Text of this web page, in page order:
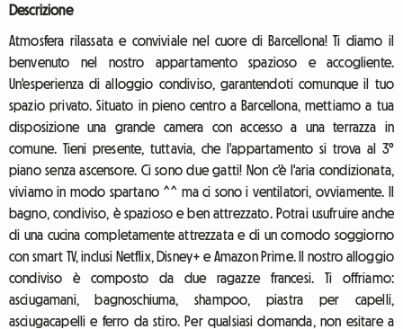
Descrizione
Atmosfera rilassata e conviviale nel cuore di Barcellona! Ti diamo il
benvenuto nel nostro appartamento spazioso e accogliente.
Un'esperienza di alloggio condiviso, garantendoti comunque il tuo
spazio privato. Situato in pieno centro a Barcellona, mettiamo a tua
disposizione una grande camera con accesso a una terrazza in
comune. Tieni presente, tuttavia, che l'appartamento si trova al 3°
piano senza ascensore. Ci sono due gatti! Non c'è l'aria condizionata,
viviamo in modo spartano ^^ ma ci sono i ventilatori, ovviamente. Il
bagno, condiviso, è spazioso e ben attrezzato. Potrai usufruire anche
di una cucina completamente attrezzata e di un comodo soggiorno
con smart TV, inclusi Netflix, Disney+ e Amazon Prime. Il nostro alloggio
condiviso è composto da due ragazze francesi. Ti offriamo:
asciugamani, bagnoschiuma, shampoo, piastra per capelli,
asciugacapelli e ferro da stiro. Per qualsiasi domanda, non esitare a